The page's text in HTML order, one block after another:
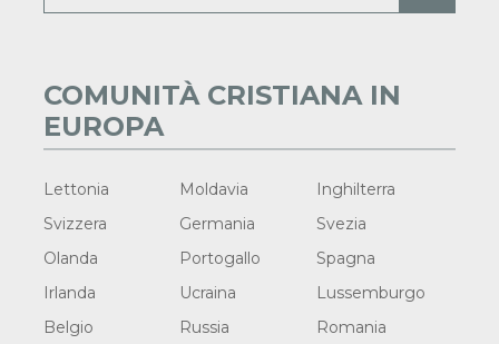
COMUNITÀ CRISTIANA IN
EUROPA
Lettonia Moldavia
Inghilterra
Svizzera
Germania
Svezia
Olanda
Portogallo
Spagna
Irlanda
Ucraina
Lussemburgo
Belgio
Russia Romania